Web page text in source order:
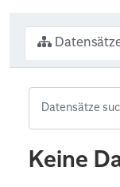
Keine